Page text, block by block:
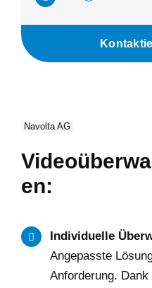
Navolta AG
en:
Individuelle
Angepasste
Anforderung. Dank